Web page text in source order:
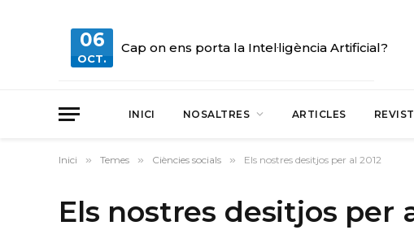
06
OCT.
Cap on ens porta la Intel·ligència Artificial?
INICI NOSALTRES ARTICLES
Inici » Temes » Ciències socials » Els nostres desitjos per al 2012
Els nostres desitjos per